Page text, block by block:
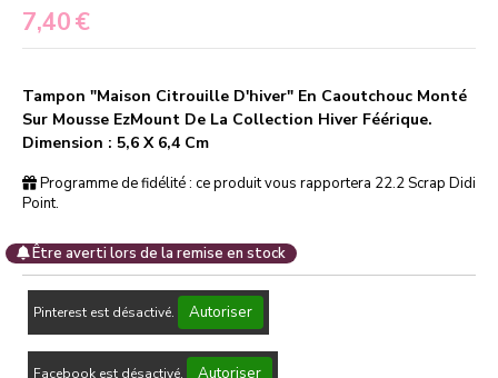
7,40€
Tampon "Maison Citrouille D'hiver" En Caoutchouc Monté
Sur Mousse EzMount De La Collection Hiver Féérique.
Dimension : 5,6 X 6,4 Cm
Programme de fidélité : ce produit vous rapportera 22.2Scrap Didi
Point.
Être averti lors de la remise en stock
Pinterest est désactivé. Autoriser
Facebook est désactivé. Autoriser